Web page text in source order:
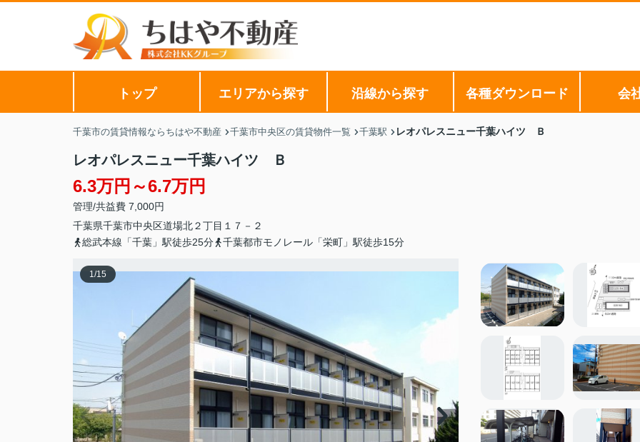
トップ エリアから探す 沿線から探す 各種ダウンロード 会
千葉市の賃貸情報ならちはや不動産 千葉市中央区の賃貸物件一覧 千葉駅 レオパレスニュー千葉ハイツ Ｂ
レオパレスニュー千葉ハイツ Ｂ
6.3万円～6.7万円
管理/共益費 7,000円
千葉県千葉市中央区道場北２丁目１７－２
総武本線「千葉」駅徒歩25分
千葉都市モノレール「栄町」駅徒歩15分
1/15